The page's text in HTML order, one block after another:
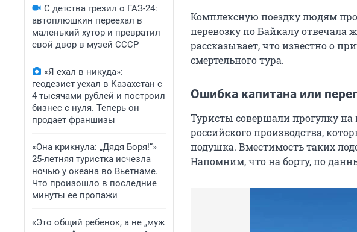
С детства грезил о ГАЗ-24:
автоплюшкин переехал в
маленький хутор и превратил
свой двор в музей СССР
«Я ехал в никуда»:
геодезист уехал в Казахстан с
4 тысячами рублей и построил
бизнес с нуля. Теперь он
продает франшизы
«Она крикнула: „Дядя Боря!“»
25-летняя туристка исчезла
ночью у океана во Вьетнаме.
Что произошло в последние
минуты ее пропажи
«Это общий ребенок, а не „муж
Комплексную поездку людям
перевозку по Байкалу
рассказывает, что известно о
смертельного тура.
Ошибка капитана или
Туристы совершали прогулку на
российского производства,
подушка. Вместимость таких
Напомним, что на борту, по